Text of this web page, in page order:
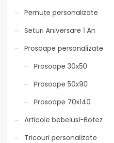
Pernuțe personalizate
Seturi Aniversare 1 An
Prosoape personalizate
Prosoape 30x50
Prosoape 50x90
Prosoape 70x140
Articole bebelusi-Botez
Tricouri personalizate